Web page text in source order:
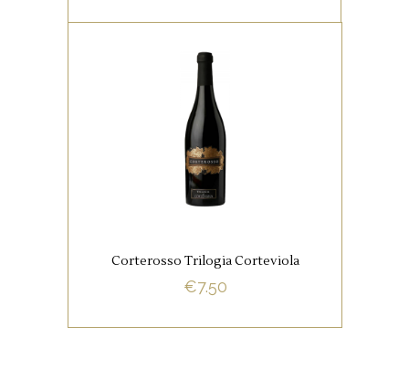
ITALIAANSE FAVORIETEN
RODE WIJNEN
Onze all time favourite!
Liefhebbers van een klassiek
glas Italiaans kunnen met deze
BUY NOW
Corterosso Trilogia Corteviola
€7.50